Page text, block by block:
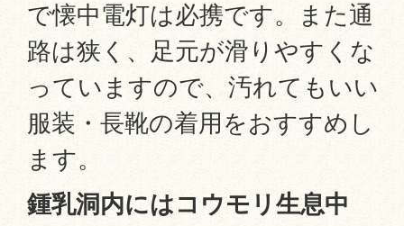
で懐中電灯は必携です。また通
路は狭く、足元が滑りやすくな
っていますので、汚れてもいい
服装・長靴の着用をおすすめし
ます。
鍾乳洞内にはコウモリ生息中